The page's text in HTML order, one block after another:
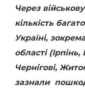
Через
кількість
Україні,
області
Чернігові,
зазнали